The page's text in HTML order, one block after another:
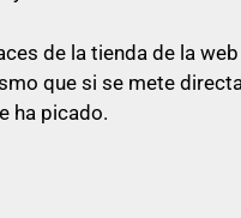
de la tienda de la
que si se mete
ha picado.